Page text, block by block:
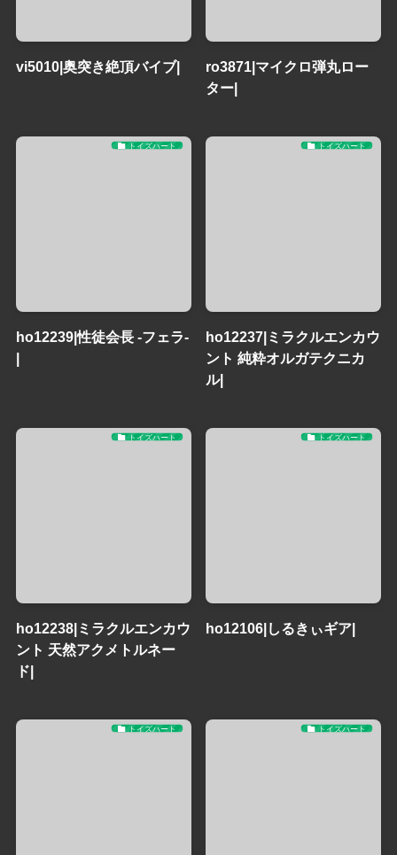
vi5010|奥突き絶頂バイブ|
ro3871|マイクロ弾丸ロー
ター|
トイズハート
ho12239|性徒会長 -フェラ-
|
トイズハート
ho12237|ミラクルエンカウ
ント 純粋オルガテクニカ
ル|
トイズハート
ho12238|ミラクルエンカウ
ント 天然アクメトルネー
ド|
トイズハート
ho12106|しるきぃギア|
トイズハート トイズハート